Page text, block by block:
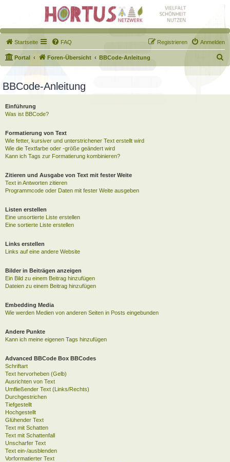
Startseite FAQ Anmelden
Registrieren
Portal Foren-Übersicht BBCode-Anleitung
u
h
BBCode-Anleitung
Einführung
Was ist BBCode?
Formatierung von Text
Wie fetter, kursiver und unterstrichener Text erstellt wird
Wie die Textfarbe oder -größe geändert wird
Kann ich Tags zur Formatierung kombinieren?
Zitieren und Ausgabe von Text mit fester Weite
Text in Antworten zitieren
Programmcode oder Daten mit fester Weite ausgeben
Listen erstellen
Eine unsortierte Liste erstellen
Eine sortierte Liste erstellen
Links erstellen
Links auf eine andere Website
Bilder in Beiträgen anzeigen
Ein Bild zu einem Beitrag hinzufügen
Dateien zu einem Beitrag hinzufügen
Embedding Media
Wie werden Medien von anderen Seiten in Posts eingebunden
Andere Punkte
Kann ich meine eigenen Tags hinzufügen
Advanced BBCode Box BBCodes
Schriftart
Text hervorheben (Gelb)
Ausrichten von Text
Umfließender Text (Links/Rechts)
Durchgestrichen
Tiefgestellt
Hochgestellt
Glühender Text
Text mit Schatten
Text mit Schattenfall
Unscharfer Text
Text ein-/ausblenden
Vorformatierter Text